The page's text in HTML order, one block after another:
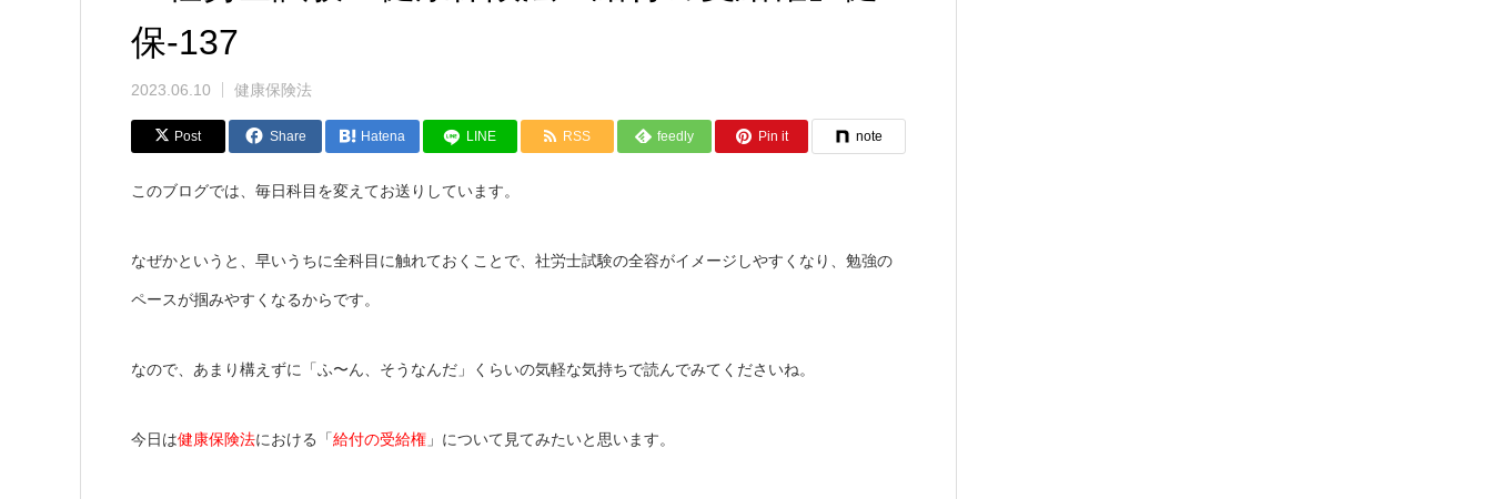
保-137
2023.06.10 健康保険法
Post Share Hatena LINE RSS feedly Pin it note
このブログでは、毎日科目を変えてお送りしています。
なぜかというと、早いうちに全科目に触れておくことで、社労士試験の全容がイメージしやすくなり、勉強の
ペースが掴みやすくなるからです。
なので、あまり構えずに「ふ〜ん、そうなんだ」くらいの気軽な気持ちで読んでみてくださいね。
今日は健康保険法における「給付の受給権 」について見てみたいと思います。